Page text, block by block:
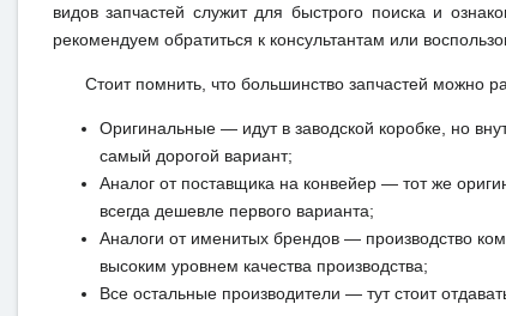
видов запчастей служит для быстрого поиска и
рекомендуем обратиться к консультантам или
Стоит помнить, что большинство запчастей можно
Оригинальные — идут в заводской коробке, но
самый дорогой вариант;
Аналог от поставщика на конвейер — тот же
всегда дешевле первого варианта;
Аналоги от именитых брендов — производство
высоким уровнем качества производства;
Все остальные производители — тут стоит